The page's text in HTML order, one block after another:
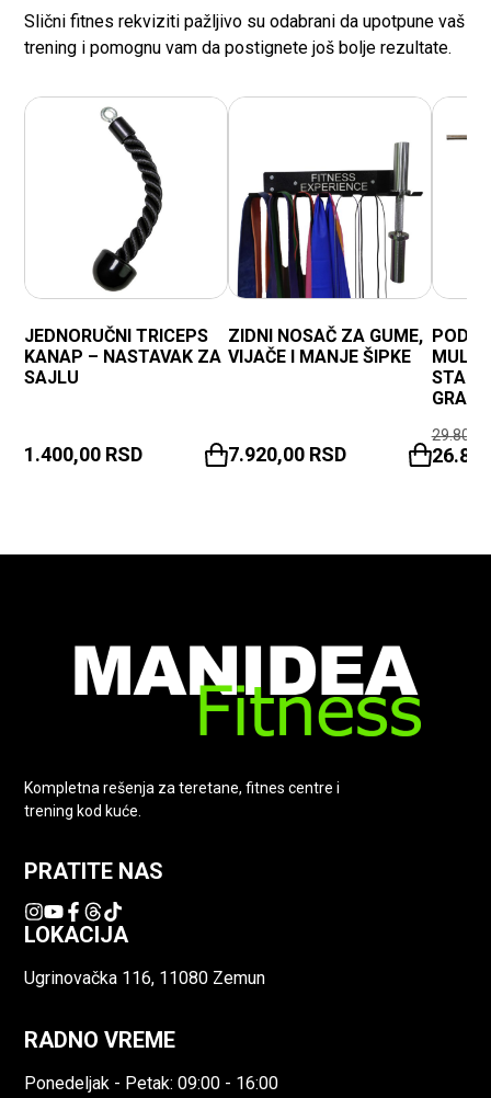
Slični fitnes rekviziti pažljivo su odabrani da upotpune vaš
trening i pomognu vam da postignete još bolje rezultate.
JEDNORUČNI TRICEPS
KANAP – NASTAVAK ZA
SAJLU
1.400,00 RSD
ZIDNI NOSAČ ZA GUME,
VIJAČE I MANJE ŠIPKE
7.920,00 RSD
Kompletna rešenja za teretane, fitnes centre i
trening kod kuće.
PRATITE NAS
LOKACIJA
Ugrinovačka 116, 11080 Zemun
RADNO VREME
Ponedeljak - Petak: 09:00 - 16:00